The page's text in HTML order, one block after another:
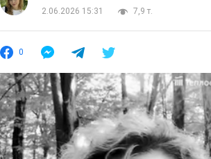
2.06.2026 15:31
7,9 т.
0